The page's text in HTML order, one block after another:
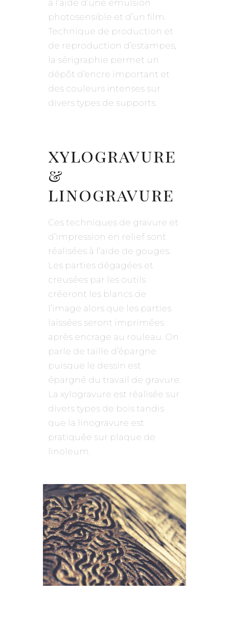
à l’aide d’une émulsion
photosensible et d’un film.
Technique de production et
de reproduction d’estampes,
la sérigraphie permet un
dépôt d’encre important et
des couleurs intenses sur
divers types de supports.
xylogravure
&
linogravure
Ces techniques de gravure et
d’impression en relief sont
réalisées à l’aide de gouges.
Les parties dégagées et
creusées par les outils
créeront les blancs de
l’image alors que les parties
laissées seront imprimées
après encrage au rouleau. On
parle de taille d’épargne
puisque le dessin est
épargné du travail de gravure.
La xylogravure est réalisée sur
divers types de bois tandis
que la linogravure est
pratiquée sur plaque de
linoleum.